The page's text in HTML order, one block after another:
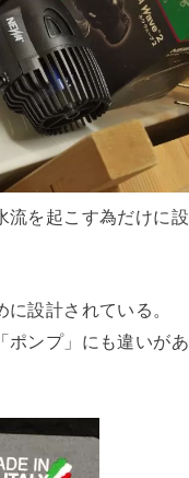
流を起こす為だけに設
設計されている。
ポンプ」にも違いがあ